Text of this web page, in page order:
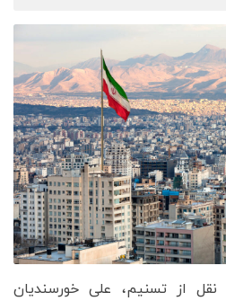
نقل از تسنیم، علی خورسندیان